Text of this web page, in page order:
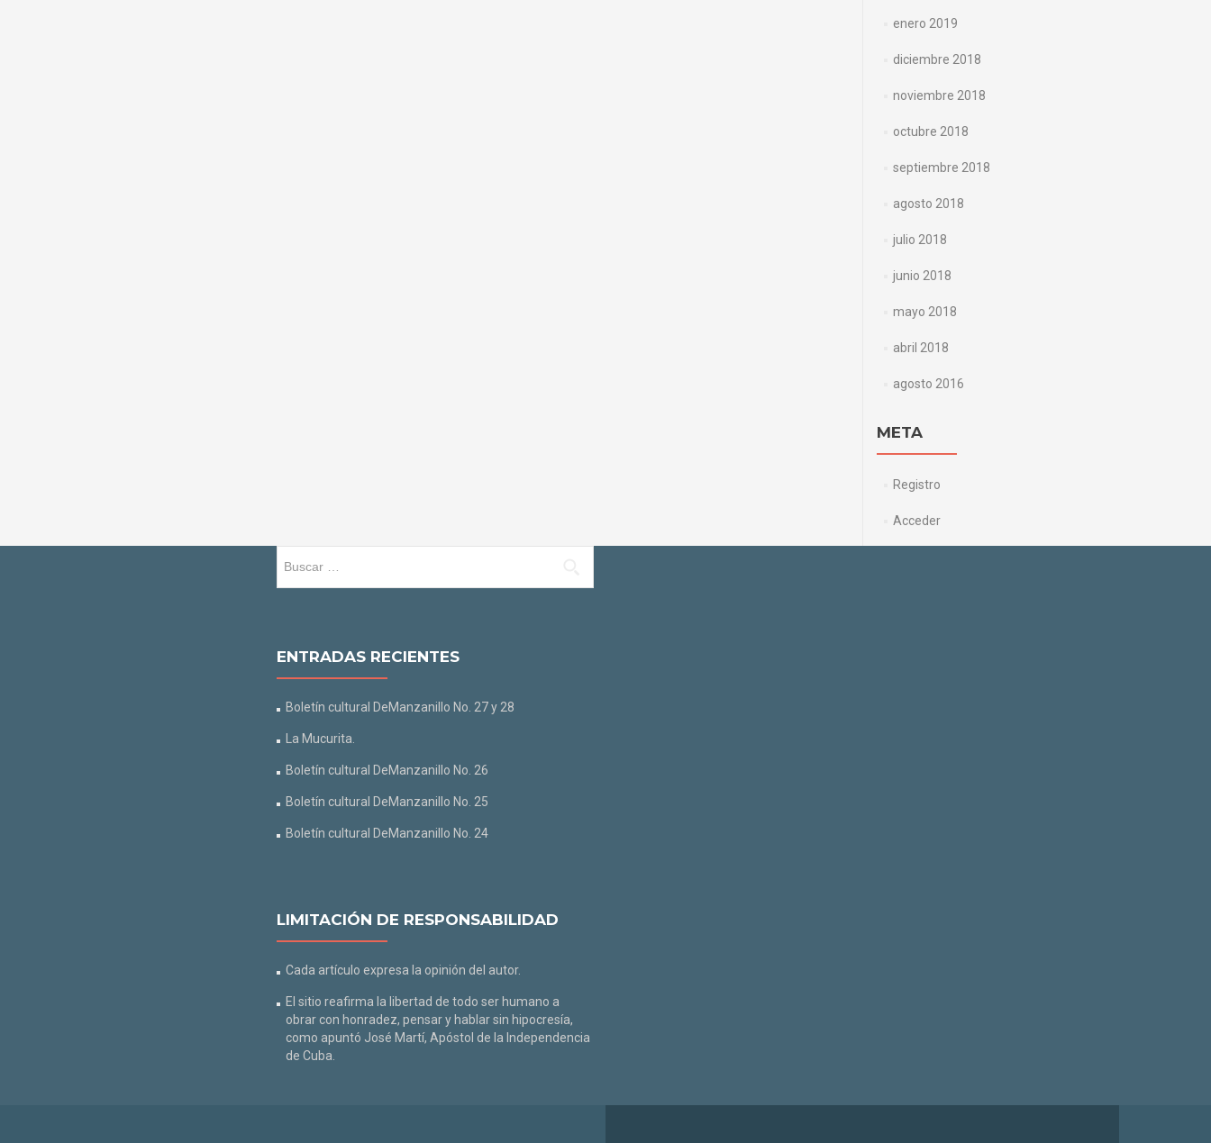
enero 2019
diciembre 2018
noviembre 2018
octubre 2018
septiembre 2018
agosto 2018
julio 2018
junio 2018
mayo 2018
abril 2018
agosto 2016
META
Registro
Acceder
ENTRADAS RECIENTES
Boletín cultural DeManzanillo No. 27 y 28
La Mucurita.
Boletín cultural DeManzanillo No. 26
Boletín cultural DeManzanillo No. 25
Boletín cultural DeManzanillo No. 24
LIMITACIÓN DE RESPONSABILIDAD
Cada artículo expresa la opinión del autor.
El sitio reafirma la libertad de todo ser humano a
obrar con honradez, pensar y hablar sin hipocresía,
como apuntó José Martí, Apóstol de la Independencia
de Cuba.